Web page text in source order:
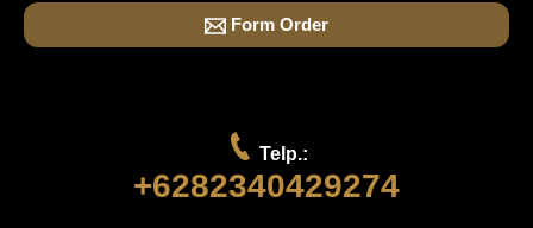
Form Order
Telp.:
+6282340429274